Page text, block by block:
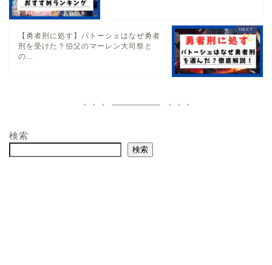
【勇者刑に処す】パトーシェはなぜ勇者
刑を受けた？伯父のマーレン大司祭と
の...
検索
検索